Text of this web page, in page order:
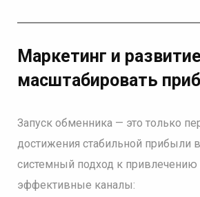
Маркетинг и
масштабировать
Запуск обменника — это только
достижения стабильной прибыли
системный подход к
эффективные каналы: